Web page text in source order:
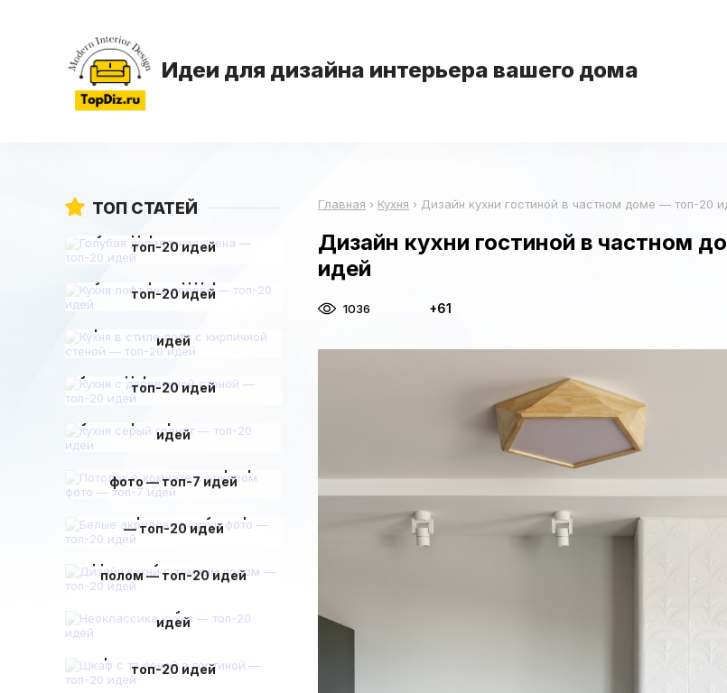
Идеи для дизайна интерьера вашего дома
Главная › Кухня › Дизайн кухни гостиной в частном доме — топ-20
Дизайн кухни гостиной в частном
идей
1036 +61
ТОП СТАТЕЙ
топ-20 идей
топ-20 идей
идей
топ-20 идей
идей
фото — топ-7 идей
— топ-20 идей
полом — топ-20 идей
идей
топ-20 идей